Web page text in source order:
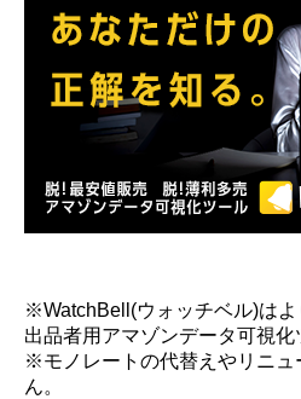
※WatchBell(ウォッチベル)は
出品者用アマゾンデータ可視化
※モノレートの代替えやリニュ
ん。